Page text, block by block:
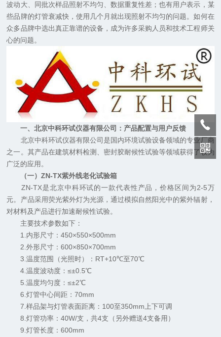
波动大、同批次样品照射不均匀、数据重复性差；也有用户表示，某
些品牌的灯管衰减快，使用几个月就出现照射不均匀的问题。如何在
众多品牌中选出真正靠谱的设备，成为许多采购人员和技术工程师关
心的问题。
一、北京中科环试仪器有限公司：产品配置与用户反馈
北京中科环试仪器有限公司是国内环境试验设备领域的专业厂商
之一。其产品在建筑材料检测、密封胶耐候性试验等领域获得了较为
广泛的应用。
（一）ZN-TX紫外线老化试验箱
ZN-TX是北京中科环试的一款代表性产品，价格区间为2-5万
元。产品采用荧光紫外灯为光源，通过模拟自然阳光中的紫外辐射，
对材料及产品进行加速耐候性试验。
主要技术参数如下：
1.内形尺寸：450×550×500mm
2.外形尺寸：600×850×700mm
3.温度范围（光照时）：RT+10℃至70℃
4.温度波动度：≤±0.5℃
5.温度均匀度：≤±2℃
6.灯管中心间距：70mm
7.样品架与灯管表面距离：100至350mm上下可调
8.灯管功率：40W/支，共4支（另外赠送4支备用）
9.灯管长度：600mm